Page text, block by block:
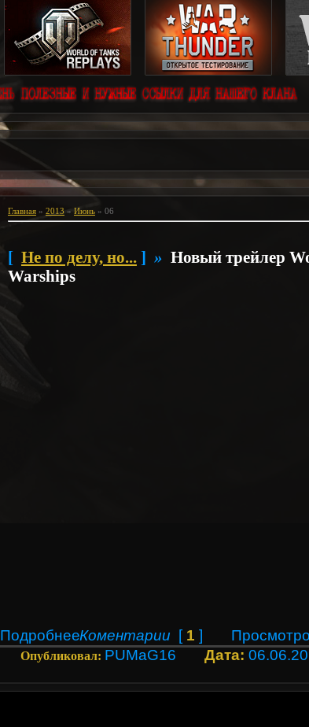
Главная» 2013 » Июнь » 06
[ Не по делу, но...] » Новый трейлер
Warships
ПодробнееКоментарии [ 1 ]
Опубликовал: PUMaG16 Дата: